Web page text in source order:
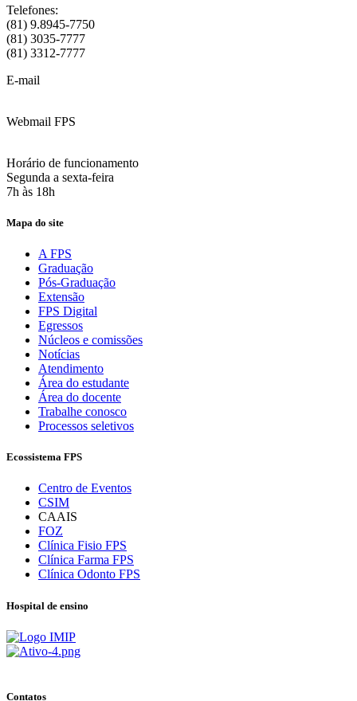
Telefones:
(81) 9.8945-7750
(81) 3035-7777
(81) 3312-7777
E-mail
Webmail FPS
Horário de funcionamento
Segunda a sexta-feira
7h às 18h
Mapa do site
A FPS
Graduação
Pós-Graduação
Extensão
FPS Digital
Egressos
Núcleos e comissões
Notícias
Atendimento
Área do estudante
Área do docente
Trabalhe conosco
Processos seletivos
Ecossistema FPS
Centro de Eventos
CSIM
CAAIS
FOZ
Clínica Fisio FPS
Clínica Farma FPS
Clínica Odonto FPS
Hospital de ensino
Contatos